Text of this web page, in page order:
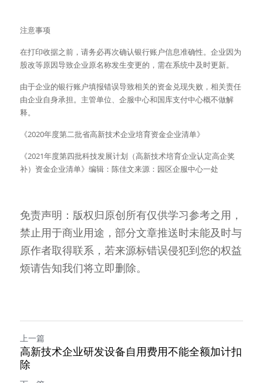
注意事项
在打印收据之前，请务必再次确认银行账户信息准确性。企业因为
股改等原因导致企业原名称发生变更的，需在系统中及时更新。
由于企业的银行账户填报错误导致相关的资金兑现失败，相关责任
由企业自身承担。主管单位、企服中心和国库支付中心概不做解
释。
《2020年度第二批省高新技术企业培育资金企业清单》
《2021年度第四批科技发展计划（高新技术培育企业认定高企奖
补）资金企业清单》编辑：陈佳文来源：园区企服中心一处
免责声明：版权归原创所有仅供学习参考之用，
禁止用于商业用途，部分文章推送时未能及时与
原作者取得联系，若来源标错误侵犯到您的权益
烦请告知我们将立即删除。
上一篇
高新技术企业研发设备自用费用不能全额加计扣
除